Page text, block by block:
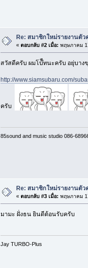
Re: สมาชิกใหม่รายงานตัว
« ตอบกลับ #2 เมื่อ: พฤษภาคม
สวัสดีครับ ผมโบ๊ืทนะครับ อยุ่บา
http://www.siamsubaru.com/
ครับ
85sound and music studio 086-
Re: สมาชิกใหม่รายงานตัว
« ตอบกลับ #3 เมื่อ: พฤษภาคม
มามะ ฝั่งธน ยินดีต้อนรับครับ
Jay TURBO-Plus